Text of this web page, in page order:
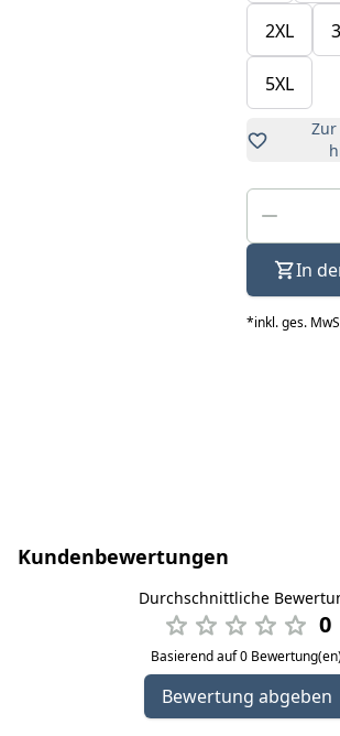
2XL
5XL
In
*inkl. ges.
Kundenbewertungen
Durchschnittliche
0
Basierend auf 0
Bewertung abgeben